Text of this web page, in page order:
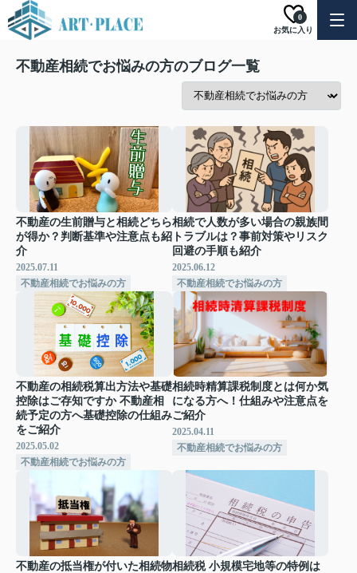
お気に入り
0
不動産相続でお悩みの方のブログ一覧
不動産の生前贈与と相続どちら
が得か？判断基準や注意点も紹
介
2025.07.11
不動産相続でお悩みの方
相続で人数が多い場合の親族間
トラブルは？事前対策やリスク
回避の手順も紹介
2025.06.12
不動産相続でお悩みの方
不動産の相続税算出方法や基礎
控除はご存知ですか 不動産相
続予定の方へ基礎控除の仕組み
をご紹介
2025.05.02
不動産相続でお悩みの方
相続時精算課税制度とは何か気
になる方へ！仕組みや注意点を
ご紹介
2025.04.11
不動産相続でお悩みの方
不動産の抵当権が付いた相続物相続税 小規模宅地等の特例は